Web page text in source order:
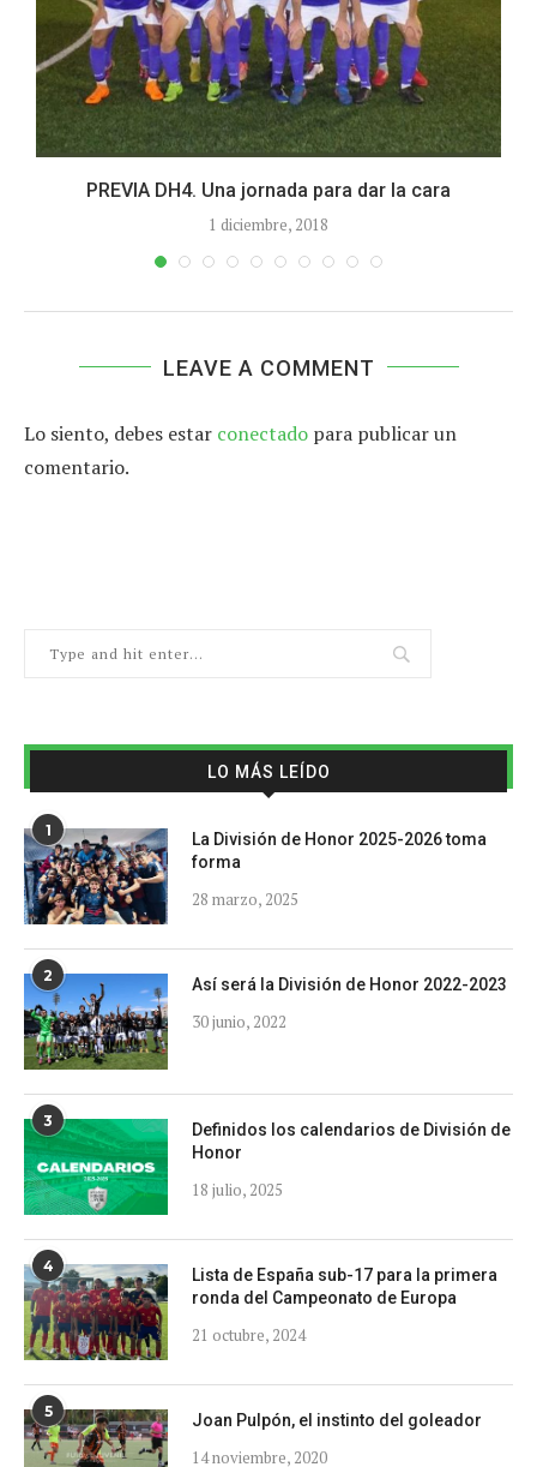
PREVIA DH4. Una jornada para dar la cara
1 diciembre, 2018
LEAVE A COMMENT
Lo siento, debes estar conectado para publicar un
comentario.
LO MÁS LEÍDO
1
La División de Honor 2025-2026 toma
forma
28 marzo, 2025
2 Así será la División de Honor 2022-2023
30 junio, 2022
3
Definidos los calendarios de División de
Honor
18 julio, 2025
4
Lista de España sub-17 para la primera
ronda del Campeonato de Europa
21 octubre, 2024
5 Joan Pulpón, el instinto del goleador
14 noviembre, 2020